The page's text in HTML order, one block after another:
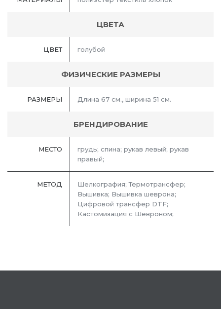
ЦВЕТА
ЦВЕТ голубой
ФИЗИЧЕСКИЕ РАЗМЕРЫ
РАЗМЕРЫ Длина 67 см., ширина 51 см.
БРЕНДИРОВАНИЕ
МЕСТО
грудь; спина; рукав левый; рукав
правый;
МЕТОД
Шелкография; Термотрансфер;
Вышивка; Вышивка шеврона;
Цифровой трансфер DTF;
Кастомизация с Шевроном;